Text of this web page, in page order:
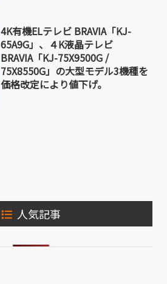
4K有機ELテレビ BRAVIA「KJ-
65A9G」、４K液晶テレビ
BRAVIA「KJ-75X9500G /
75X8550G」の大型モデル3機種を
価格改定により値下げ。
人気記事